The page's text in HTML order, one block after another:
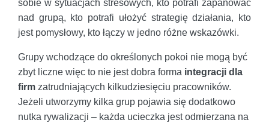
sobie w sytuacjach stresowych, kto potrafi zapanować
nad grupą, kto potrafi ułożyć strategię działania, kto
jest pomysłowy, kto łączy w jedno różne wskazówki.
Grupy wchodzące do określonych pokoi nie mogą być
zbyt liczne więc to nie jest dobra forma integracji dla
firm zatrudniających kilkudziesięciu pracowników.
Jeżeli utworzymy kilka grup pojawia się dodatkowo
nutka rywalizacji – każda ucieczka jest odmierzana na